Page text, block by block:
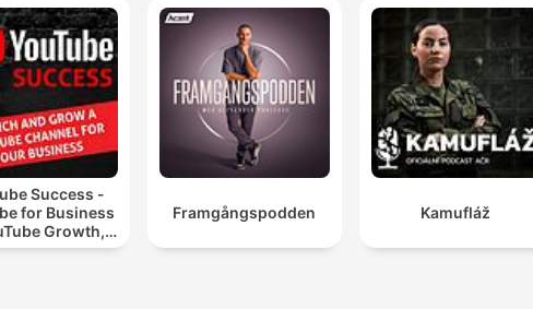
Success -
for Business
Growth,
Marketing
Framgångspodden Kamufláž